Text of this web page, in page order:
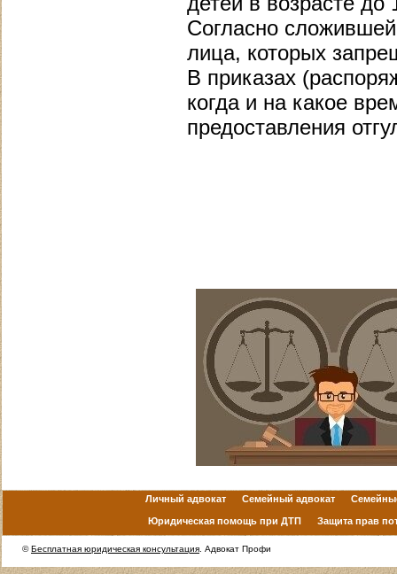
Согласно
лица, которых
В приказах
когда и на какое
предоставления
Личный адвокат Семейный адвокат
Юридическая помощь при ДТП Защита прав
©Бесплатная юридическая консультация . Адвокат Профи